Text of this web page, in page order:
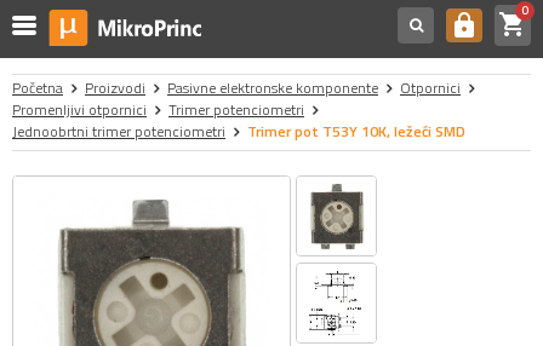
https shopping_cart0
Početna Proizvodi Pasivne elektronske komponente
Otpornici
Promenljivi otpornici
Trimer potenciometri
Jednoobrtni trimer potenciometri
Trimer pot T53Y 10K, ležeći SMD